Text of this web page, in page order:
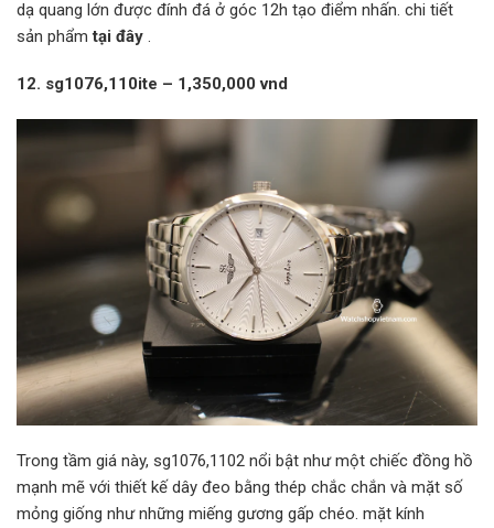
dạ quang lớn được đính đá ở góc 12h tạo điểm nhấn. chi tiết
sản phẩmtại đây
12. sg1076,110ite – 1,350,000 vnd
Trong tầm giá này, sg1076,1102 nổi bật như một chiếc đồng hồ
mạnh mẽ với thiết kế dây đeo bằng thép chắc chắn và mặt số
mỏng giống như những miếng gương gấp chéo. mặt kính